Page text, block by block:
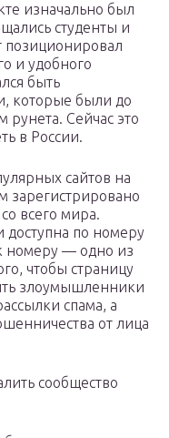
изначально был
студенты и
позиционировал
и удобного
быть
которые были до
рунета. Сейчас это
в России.
сайтов на
зарегистрировано
всего мира.
доступна по номеру
номеру — одно из
чтобы страницу
злоумышленники
спама, а
от лица
сообщество